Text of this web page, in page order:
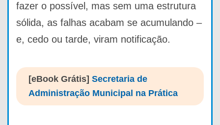
fazer o possível, mas sem uma estrutura
sólida, as falhas acabam se acumulando –
e, cedo ou tarde, viram notificação.
[eBook Grátis] Secretaria de
Administração Municipal na Prática